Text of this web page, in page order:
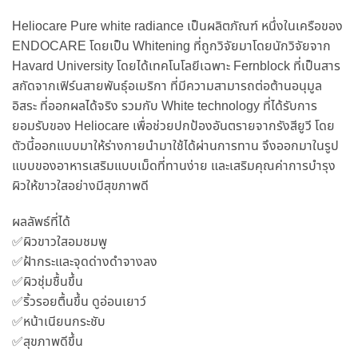
Heliocare Pure white radiance เป็นผลิตภัณฑ์ หนึ่งในเครือของ
ENDOCARE โดยเป็น Whitening ที่ถูกวิจัยมาโดยนักวิจัยจาก
Havard University โดยได้เทคโนโลยีเฉพาะ Fernblock ที่เป็นสาร
สกัดจากเฟิร์นสายพันธุ์อเมริกา ที่มีความสามารถต่อต้านอนุมูล
อิสระ ที่ออกผลได้จริง รวมกับ White technology ที่ได้รับการ
ยอมรับของ Heliocare เพื่อช่วยปกป้องอันตรายจากรังสียูวี โดย
ตัวนี้ออกแบบมาให้ร่างกายนำมาใช้ได้ผ่านการทาน จึงออกมาในรูป
แบบของอาหารเสริมแบบเม็ดที่ทานง่าย และเสริมคุณค่าการบำรุง
ผิวให้ขาวใสอย่างมีสุขภาพดี
ผลลัพธ์ที่ได้
✅ผิวขาวใสอมชมพู
✅ฝ้ากระและจุดด่างดำจางลง
✅ผิวชุ่มชื้นขึ้น
✅ริ้วรอยตื้นขึ้น ดูอ่อนเยาว์
✅หน้าเนียนกระชับ
✅สุขภาพดีขึ้น